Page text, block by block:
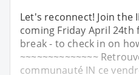
Let's reconnect! Join the
coming Friday April 24th
break - to check in on
~~~~~~~~~~~~~~
communauté IN ce